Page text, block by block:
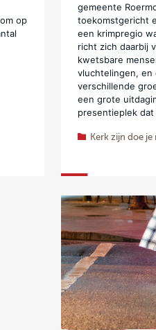
op
gemeente
toekomstgericht
een krimpregio
richt zich daarbij
kwetsbare
vluchtelingen, en
verschillende
een grote
presentieplek
Kerk zijn doe je